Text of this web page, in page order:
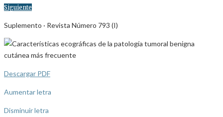
Siguiente
Suplemento · Revista Número 793 (I)
Descargar PDF
Aumentar letra
Disminuir letra